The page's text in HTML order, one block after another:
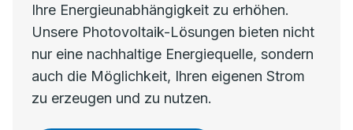
Ihre Energieunabhängigkeit zu erhöhen.
Unsere Photovoltaik-Lösungen bieten nicht
nur eine nachhaltige Energiequelle, sondern
auch die Möglichkeit, Ihren eigenen Strom
zu erzeugen und zu nutzen.